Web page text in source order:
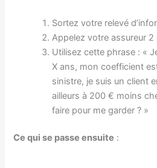
Sortez votre relevé
Appelez votre assureur 2
Utilisez cette phrase : «
X ans, mon coefficient
sinistre, je suis un client
ailleurs à 200 € moins
faire pour me garder ? »
Ce qui se passe ensuite :